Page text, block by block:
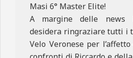
Masi 6° Master Elite!
A margine delle
desidera ringraziare tutti i
Velo Veronese per